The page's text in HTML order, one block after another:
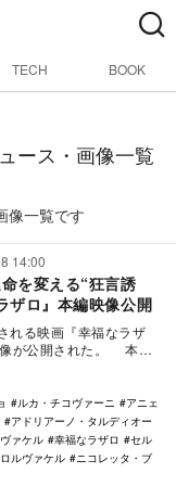
TECH BOOK
ース・画像一覧
像一覧です
14:00
を変える“狂言誘
ロ』本編映像公開
れる映画『幸福なラザ
像が公開された。 本作
際映画祭で脚本賞を受
ルカ・チコヴァーニ
アニェ
アドリアーノ・タルディオー
ァケル 幸福なラザロ
セル
ルヴァケル
ニコレッタ・ブ